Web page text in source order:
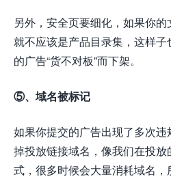
另外，安全页要细化，如果你
就不应该是产品目录集，这样
的广告“货不对板”而下架。
⑤、域名被标记
如果你提交的广告出现了多次
掉投放链接域名，像我们在投
式，很多时候会大量消耗域名